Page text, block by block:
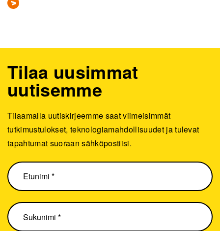
Tilaa uusimmat
uutisemme
Tilaamalla uutiskirjeemme saat viimeisimmät
tutkimustulokset, teknologiamahdollisuudet ja tulevat
tapahtumat suoraan sähköpostiisi.